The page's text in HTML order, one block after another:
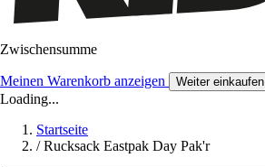
Zwischensumme
Meinen Warenkorb anzeigen Weiter einkaufen
Loading...
Startseite
/ Rucksack Eastpak Day Pak'r